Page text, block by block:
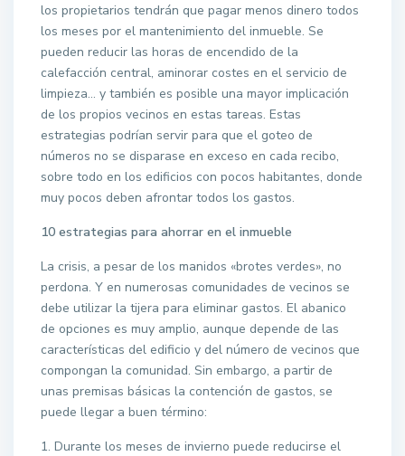
los propietarios tendrán que pagar menos dinero todos
los meses por el mantenimiento del inmueble. Se
pueden reducir las horas de encendido de la
calefacción central, aminorar costes en el servicio de
limpieza… y también es posible una mayor implicación
de los propios vecinos en estas tareas. Estas
estrategias podrían servir para que el goteo de
números no se disparase en exceso en cada recibo,
sobre todo en los edificios con pocos habitantes, donde
muy pocos deben afrontar todos los gastos.
10 estrategias para ahorrar en el inmueble
La crisis, a pesar de los manidos «brotes verdes», no
perdona. Y en numerosas comunidades de vecinos se
debe utilizar la tijera para eliminar gastos. El abanico
de opciones es muy amplio, aunque depende de las
características del edificio y del número de vecinos que
compongan la comunidad. Sin embargo, a partir de
unas premisas básicas la contención de gastos, se
puede llegar a buen término:
1. Durante los meses de invierno puede reducirse el